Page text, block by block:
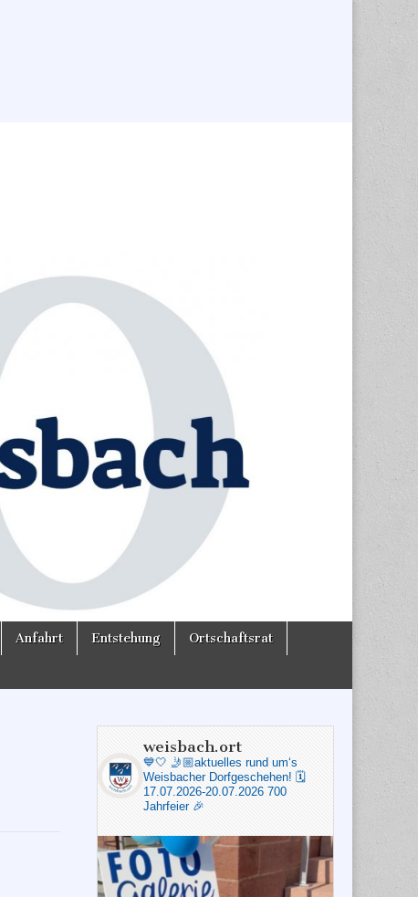
Anfahrt Entstehung Ortschaftsrat
weisbach.ort
💙🤍 🤳🏼aktuelles rund um‘s
Weisbacher Dorfgeschehen! 🗓️
17.07.2026-20.07.2026 700
Jahrfeier 🎉